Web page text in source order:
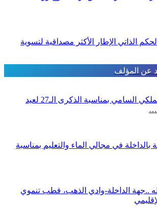
الذاتي الإطار الأكثر مصداقية لتسوية
عن المؤلف
قراءة في الخطاب الملكي السامي بمناسبة الذكرى الـ27 لعيد
بالداخلة في مجالي الماء والتعليم بمناسبة
..جهة الداخلة-وادي الذهب، قطب تنموي